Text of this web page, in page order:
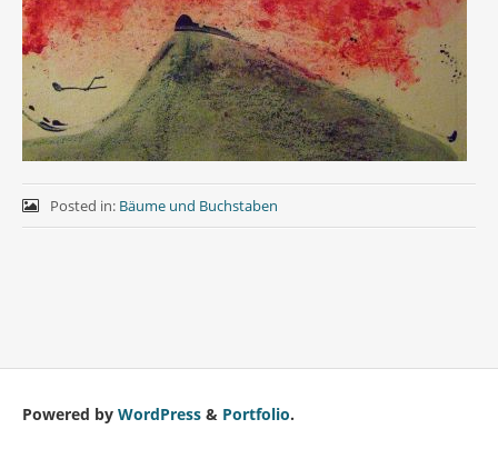
Posted in: Bäume und Buchstaben
Powered by WordPress & Portfolio.